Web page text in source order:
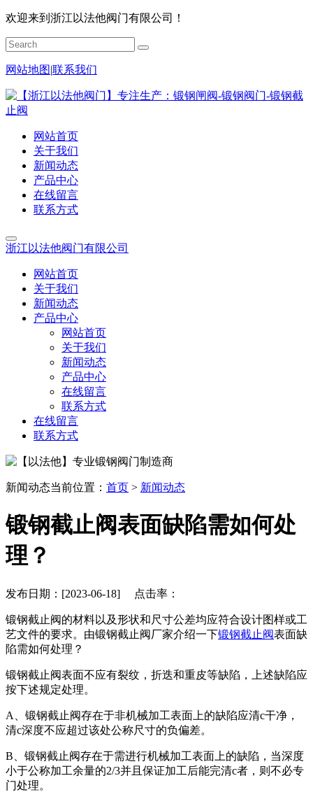
欢迎来到浙江以法他阀门有限公司！
网站地图|联系我们
网站首页
关于我们
新闻动态
产品中心
在线留言
联系方式
浙江以法他阀门有限公司
网站首页
关于我们
新闻动态
产品中心
网站首页
关于我们
新闻动态
产品中心
在线留言
联系方式
在线留言
联系方式
新闻动态当前位置： 首页 > 新闻动态
锻钢截止阀表面缺陷需如何处
理？
发布日期：[2023-06-18] 点击率：
锻钢截止阀的材料以及形状和尺寸公差均应符合设计图样或工
艺文件的要求。由锻钢截止阀厂家介绍一下锻钢截止阀表面缺
陷需如何处理？
锻钢截止阀表面不应有裂纹，折迭和重皮等缺陷，上述缺陷应
按下述规定处理。
A、锻钢截止阀存在于非机械加工表面上的缺陷应清c干净，
清c深度不应超过该处公称尺寸的负偏差。
B、锻钢截止阀存在于需进行机械加工表面上的缺陷，当深度
小于公称加工余量的2/3并且保证加工后能完清c者，则不必专
门处理。